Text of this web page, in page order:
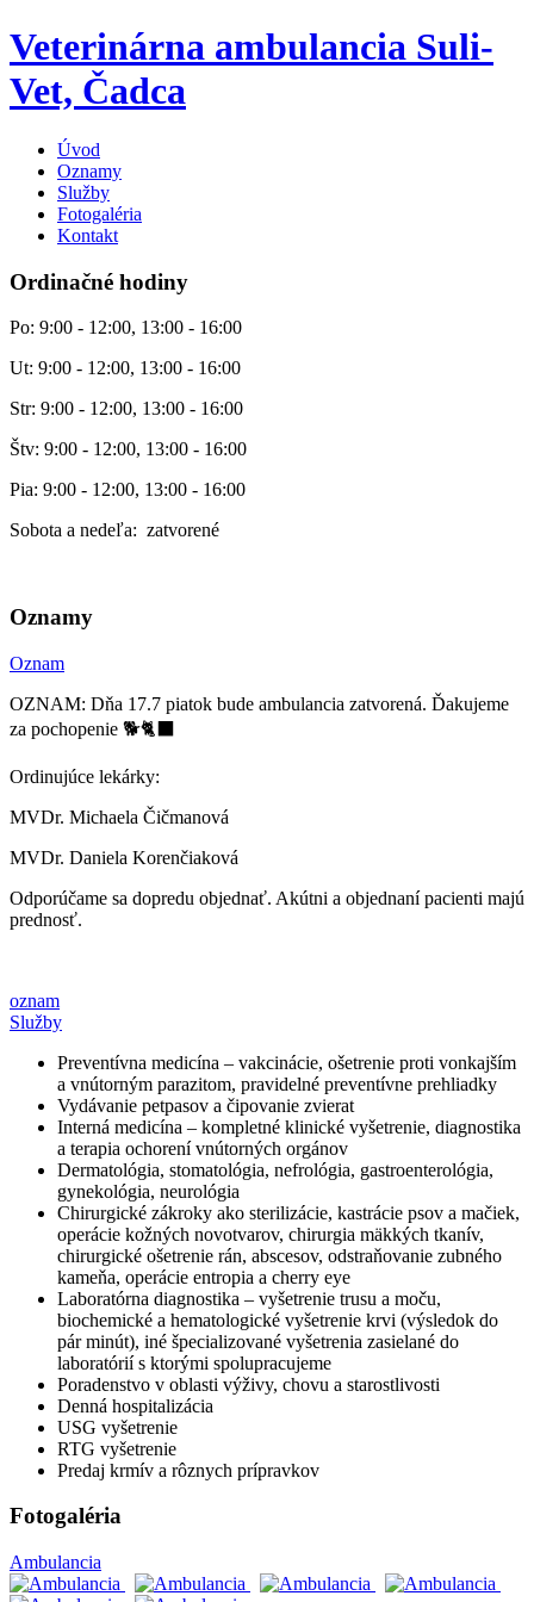
Veterinárna ambulancia Suli-
Vet, Čadca
Úvod
Oznamy
Služby
Fotogaléria
Kontakt
Ordinačné hodiny
Po: 9:00 - 12:00, 13:00 - 16:00
Ut: 9:00 - 12:00, 13:00 - 16:00
Str: 9:00 - 12:00, 13:00 - 16:00
Štv: 9:00 - 12:00, 13:00 - 16:00
Pia: 9:00 - 12:00, 13:00 - 16:00
Sobota a nedeľa: zatvorené
Oznamy
Oznam
OZNAM: Dňa 17.7 piatok bude ambulancia zatvorená. Ďakujeme
za pochopenie 🐕🐈‍⬛
Ordinujúce lekárky:
MVDr. Michaela Čičmanová
MVDr. Daniela Korenčiaková
Odporúčame sa dopredu objednať. Akútni a objednaní pacienti majú
prednosť.
oznam
Služby
Preventívna medicína – vakcinácie, ošetrenie proti vonkajším
a vnútorným parazitom, pravidelné preventívne prehliadky
Vydávanie petpasov a čipovanie zvierat
Interná medicína – kompletné klinické vyšetrenie, diagnostika
a terapia ochorení vnútorných orgánov
Dermatológia, stomatológia, nefrológia, gastroenterológia,
gynekológia, neurológia
Chirurgické zákroky ako sterilizácie, kastrácie psov a mačiek,
operácie kožných novotvarov, chirurgia mäkkých tkanív,
chirurgické ošetrenie rán, abscesov, odstraňovanie zubného
kameňa, operácie entropia a cherry eye
Laboratórna diagnostika – vyšetrenie trusu a moču,
biochemické a hematologické vyšetrenie krvi (výsledok do
pár minút), iné špecializované vyšetrenia zasielané do
laboratórií s ktorými spolupracujeme
Poradenstvo v oblasti výživy, chovu a starostlivosti
Denná hospitalizácia
USG vyšetrenie
RTG vyšetrenie
Predaj krmív a rôznych prípravkov
Fotogaléria
Ambulancia